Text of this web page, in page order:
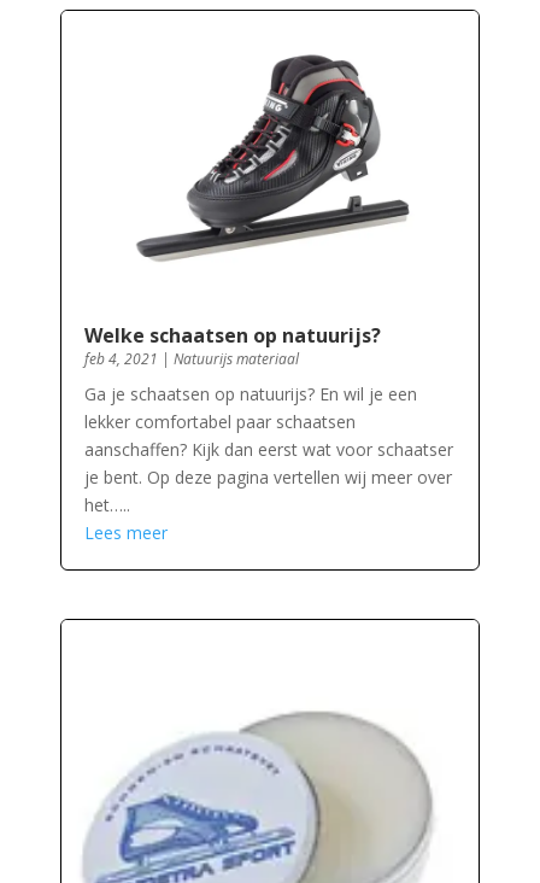
Welke schaatsen op natuurijs?
feb 4, 2021 | Natuurijs materiaal
Ga je schaatsen op natuurijs? En wil je een
lekker comfortabel paar schaatsen
aanschaffen? Kijk dan eerst wat voor schaatser
je bent. Op deze pagina vertellen wij meer over
het…..
Lees meer